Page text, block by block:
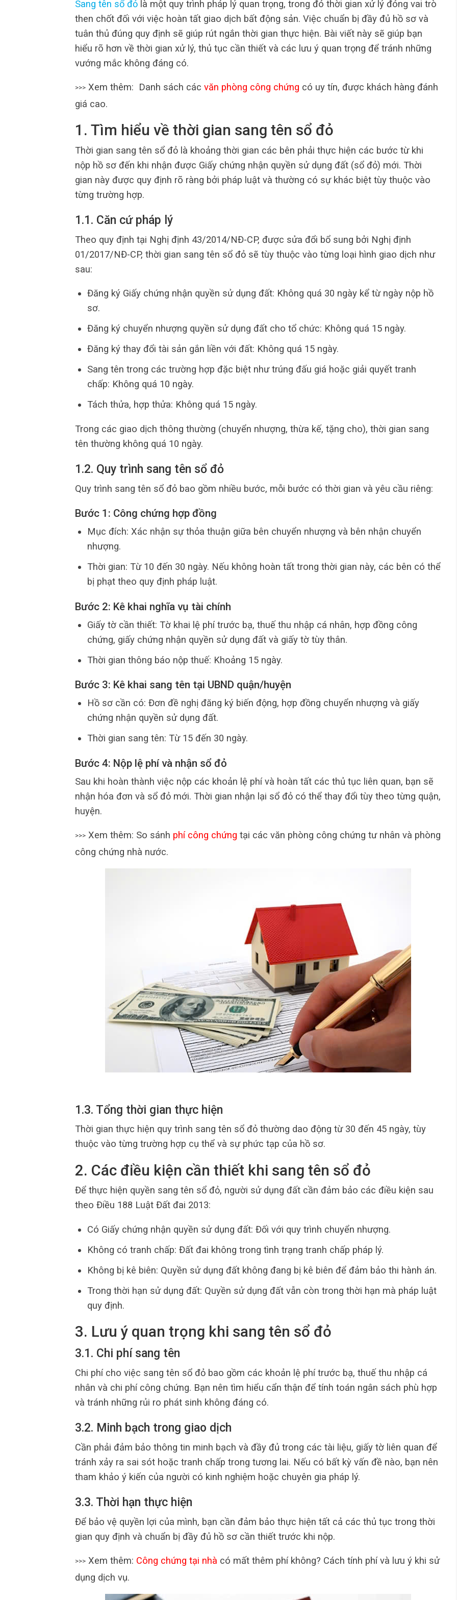
Sang tên sổ đỏ là một quy trình pháp lý quan trọng, trong đó thời gian xử lý đóng vai trò
then chốt đối với việc hoàn tất giao dịch bất động sản. Việc chuẩn bị đầy đủ hồ sơ và
tuân thủ đúng quy định sẽ giúp rút ngắn thời gian thực hiện. Bài viết này sẽ giúp bạn
hiểu rõ hơn về thời gian xử lý, thủ tục cần thiết và các lưu ý quan trọng để tránh những
vướng mắc không đáng có.
>>> Xem thêm: Danh sách các văn phòng công chứng có uy tín, được khách hàng đánh
giá cao.
1. Tìm hiểu về thời gian sang tên sổ đỏ
Thời gian sang tên sổ đỏ là khoảng thời gian các bên phải thực hiện các bước từ khi
nộp hồ sơ đến khi nhận được Giấy chứng nhận quyền sử dụng đất (sổ đỏ) mới. Thời
gian này được quy định rõ ràng bởi pháp luật và thường có sự khác biệt tùy thuộc vào
từng trường hợp.
1.1. Căn cứ pháp lý
Theo quy định tại Nghị định 43/2014/NĐ-CP, được sửa đổi bổ sung bởi Nghị định
01/2017/NĐ-CP, thời gian sang tên sổ đỏ sẽ tùy thuộc vào từng loại hình giao dịch như
sau:
Đăng ký Giấy chứng nhận quyền sử dụng đất: Không quá 30 ngày kể từ ngày nộp hồ
sơ.
Đăng ký chuyển nhượng quyền sử dụng đất cho tổ chức: Không quá 15 ngày.
Đăng ký thay đổi tài sản gắn liền với đất: Không quá 15 ngày.
Sang tên trong các trường hợp đặc biệt như trúng đấu giá hoặc giải quyết tranh
chấp: Không quá 10 ngày.
Tách thửa, hợp thửa: Không quá 15 ngày.
Trong các giao dịch thông thường (chuyển nhượng, thừa kế, tặng cho), thời gian sang
tên thường không quá 10 ngày.
1.2. Quy trình sang tên sổ đỏ
Quy trình sang tên sổ đỏ bao gồm nhiều bước, mỗi bước có thời gian và yêu cầu riêng:
Bước 1: Công chứng hợp đồng
Mục đích: Xác nhận sự thỏa thuận giữa bên chuyển nhượng và bên nhận chuyển
nhượng.
Thời gian: Từ 10 đến 30 ngày. Nếu không hoàn tất trong thời gian này, các bên có thể
bị phạt theo quy định pháp luật.
Bước 2: Kê khai nghĩa vụ tài chính
Giấy tờ cần thiết: Tờ khai lệ phí trước bạ, thuế thu nhập cá nhân, hợp đồng công
chứng, giấy chứng nhận quyền sử dụng đất và giấy tờ tùy thân.
Thời gian thông báo nộp thuế: Khoảng 15 ngày.
Bước 3: Kê khai sang tên tại UBND quận/huyện
Hồ sơ cần có: Đơn đề nghị đăng ký biến động, hợp đồng chuyển nhượng và giấy
chứng nhận quyền sử dụng đất.
Thời gian sang tên: Từ 15 đến 30 ngày.
Bước 4: Nộp lệ phí và nhận sổ đỏ
Sau khi hoàn thành việc nộp các khoản lệ phí và hoàn tất các thủ tục liên quan, bạn sẽ
nhận hóa đơn và sổ đỏ mới. Thời gian nhận lại sổ đỏ có thể thay đổi tùy theo từng quận,
huyện.
>>> Xem thêm: So sánh phí công chứng tại các văn phòng công chứng tư nhân và phòng
công chứng nhà nước.
1.3. Tổng thời gian thực hiện
Thời gian thực hiện quy trình sang tên sổ đỏ thường dao động từ 30 đến 45 ngày, tùy
thuộc vào từng trường hợp cụ thể và sự phức tạp của hồ sơ.
2. Các điều kiện cần thiết khi sang tên sổ đỏ
Để thực hiện quyền sang tên sổ đỏ, người sử dụng đất cần đảm bảo các điều kiện sau
theo Điều 188 Luật Đất đai 2013:
Có Giấy chứng nhận quyền sử dụng đất: Đối với quy trình chuyển nhượng.
Không có tranh chấp: Đất đai không trong tình trạng tranh chấp pháp lý.
Không bị kê biên: Quyền sử dụng đất không đang bị kê biên để đảm bảo thi hành án.
Trong thời hạn sử dụng đất: Quyền sử dụng đất vẫn còn trong thời hạn mà pháp luật
quy định.
3. Lưu ý quan trọng khi sang tên sổ đỏ
3.1. Chi phí sang tên
Chi phí cho việc sang tên sổ đỏ bao gồm các khoản lệ phí trước bạ, thuế thu nhập cá
nhân và chi phí công chứng. Bạn nên tìm hiểu cẩn thận để tính toán ngân sách phù hợp
và tránh những rủi ro phát sinh không đáng có.
3.2. Minh bạch trong giao dịch
Cần phải đảm bảo thông tin minh bạch và đầy đủ trong các tài liệu, giấy tờ liên quan để
tránh xảy ra sai sót hoặc tranh chấp trong tương lai. Nếu có bất kỳ vấn đề nào, bạn nên
tham khảo ý kiến của người có kinh nghiệm hoặc chuyên gia pháp lý.
3.3. Thời hạn thực hiện
Để bảo vệ quyền lợi của mình, bạn cần đảm bảo thực hiện tất cả các thủ tục trong thời
gian quy định và chuẩn bị đầy đủ hồ sơ cần thiết trước khi nộp.
>>> Xem thêm: Công chứng tại nhà có mất thêm phí không? Cách tính phí và lưu ý khi sử
dụng dịch vụ.